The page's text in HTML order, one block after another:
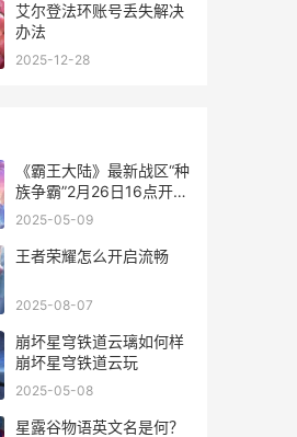
艾尔登法环账号丢失解决
办法
2025-12-28
《霸王大陆》最新战区“种
族争霸”2月26日16点开始
霸王大陆原版
2025-05-09
王者荣耀怎么开启流畅
2025-08-07
崩坏星穹铁道云璃如何样
崩坏星穹铁道云玩
2025-05-08
星露谷物语英文名是何？